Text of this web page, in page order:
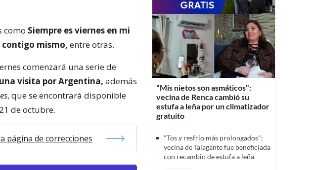
como Siempre es viernes en mi
contigo mismo, entre otras.
comenzará una serie de
visita por Argentina, además
, que se encontrará disponible
de octubre.
página de correcciones
"Mis nietos son asmáticos":
vecina de Renca cambió su
estufa a leña por un climatizador
gratuito
"Tos y resfrío más prolongados":
vecina de Talagante fue beneficiada
con recambio de estufa a leña